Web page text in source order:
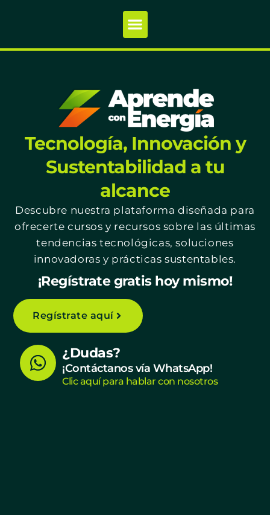
Tecnología, Innovación y
Sustentabilidad a tu
alcance
Descubre nuestra plataforma diseñada para
ofrecerte cursos y recursos sobre las últimas
tendencias tecnológicas, soluciones
innovadoras y prácticas sustentables.
¡Regístrate gratis hoy mismo!
Regístrate aquí
W
h
¿Dudas?
¡Contáctanos vía WhatsApp!
Clic aquí para hablar con nosotros